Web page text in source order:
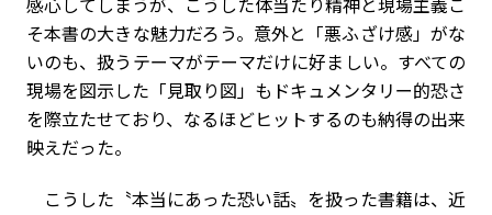
そ本書の大きな魅力だろう。意外と「悪ふざけ感」がな
いのも、扱うテーマがテーマだけに好ましい。すべての
現場を図示した「見取り図」もドキュメンタリー的恐さ
を際立たせており、なるほどヒットするのも納得の出来
映えだった。
こうした〝本当にあった恐い話〟を扱った書籍は、近